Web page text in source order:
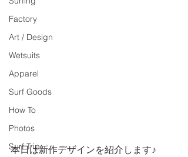
Factory
Art / Design
Wetsuits
Apparel
Surf Goods
How To
Photos
Surf Trip
本日は新作デザインを紹介します♪